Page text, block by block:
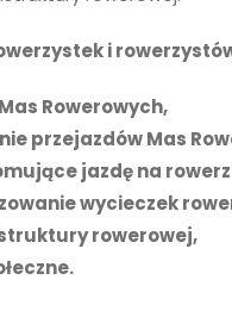
i
Rowerowych,
przejazdów Mas
jazdę na
wycieczek
rowerowej,